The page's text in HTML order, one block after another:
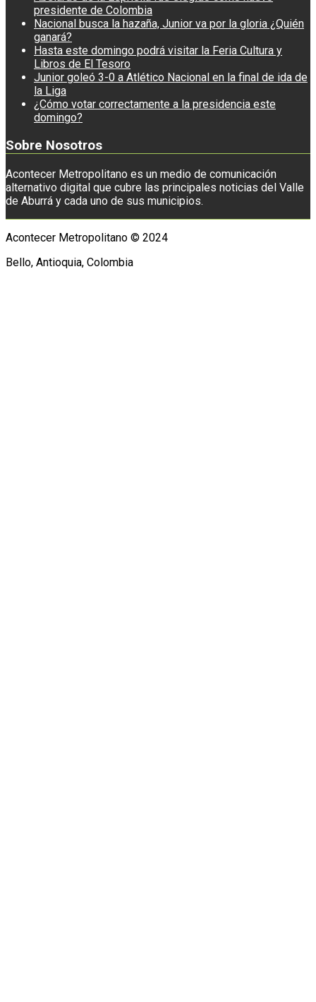
presidente de Colombia
Nacional busca la hazaña, Junior va por la gloria ¿Quién
ganará?
Hasta este domingo podrá visitar la Feria Cultura y
Libros de El Tesoro
Junior goleó 3-0 a Atlético Nacional en la final de ida de
la Liga
¿Cómo votar correctamente a la presidencia este
domingo?
Sobre Nosotros
Acontecer Metropolitano es un medio de comunicación
alternativo digital que cubre las principales noticias del Valle
de Aburrá y cada uno de sus municipios.
Acontecer Metropolitano © 2024
Bello, Antioquia, Colombia